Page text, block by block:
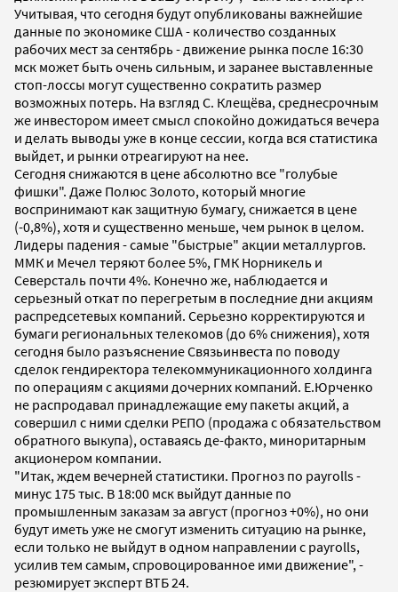
Учитывая, что сегодня будут опубликованы важнейшие
данные по экономике США - количество созданных
рабочих мест за сентябрь - движение рынка после 16:30
мск может быть очень сильным, и заранее выставленные
стоп-лоссы могут существенно сократить размер
возможных потерь. На взгляд С. Клещёва, среднесрочным
же инвестором имеет смысл спокойно дожидаться вечера
и делать выводы уже в конце сессии, когда вся статистика
выйдет, и рынки отреагируют на нее.
Сегодня снижаются в цене абсолютно все "голубые
фишки". Даже Полюс Золото, который многие
воспринимают как защитную бумагу, снижается в цене
(-0,8%), хотя и существенно меньше, чем рынок в целом.
Лидеры падения - самые "быстрые" акции металлургов.
ММК и Мечел теряют более 5%, ГМК Норникель и
Северсталь почти 4%. Конечно же, наблюдается и
серьезный откат по перегретым в последние дни акциям
распредсетевых компаний. Серьезно корректируются и
бумаги региональных телекомов (до 6% снижения), хотя
сегодня было разъяснение Связьинвеста по поводу
сделок гендиректора телекоммуникационного холдинга
по операциям с акциями дочерних компаний. Е.Юрченко
не распродавал принадлежащие ему пакеты акций, а
совершил с ними сделки РЕПО (продажа с обязательством
обратного выкупа), оставаясь де-факто, миноритарным
акционером компании.
"Итак, ждем вечерней статистики. Прогноз по payrolls -
минус 175 тыс. В 18:00 мск выйдут данные по
промышленным заказам за август (прогноз +0%), но они
будут иметь уже не смогут изменить ситуацию на рынке,
если только не выйдут в одном направлении с payrolls,
усилив тем самым, спровоцированное ими движение", -
резюмирует эксперт ВТБ 24.